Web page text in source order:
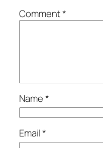
Comment*
Name*
Email*